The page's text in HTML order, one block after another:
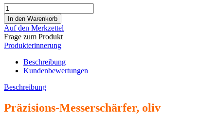
Auf den Merkzettel
Frage zum Produkt
Produkterinnerung
Beschreibung
Kundenbewertungen
Beschreibung
Präzisions-Messerschärfer, oliv